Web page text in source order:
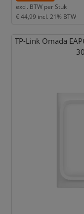
excl. BTW per Stuk
€ 44,99 incl. 21% BTW
TP-Link Omada